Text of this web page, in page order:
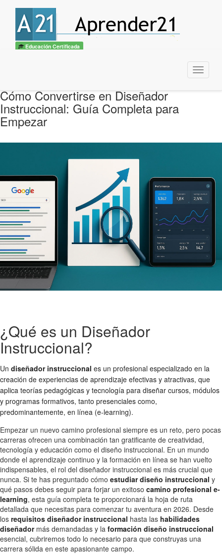
Educación Certificada
Menu
Cómo Convertirse en Diseñador
Instruccional: Guía Completa para
Empezar
¿Qué es un Diseñador
Instruccional?
Un diseñador instruccional es un profesional especializado en la
creación de experiencias de aprendizaje efectivas y atractivas, que
aplica teorías pedagógicas y tecnología para diseñar cursos, módulos
y programas formativos, tanto presenciales como,
predominantemente, en línea (e-learning).
Empezar un nuevo camino profesional siempre es un reto, pero pocas
carreras ofrecen una combinación tan gratificante de creatividad,
tecnología y educación como el diseño instruccional. En un mundo
donde el aprendizaje continuo y la formación en línea se han vuelto
indispensables, el rol del diseñador instruccional es más crucial que
nunca. Si te has preguntado cómo estudiar diseño instruccional y
qué pasos debes seguir para forjar un exitoso camino profesional e-
learning, esta guía completa te proporcionará la hoja de ruta
detallada que necesitas para comenzar tu aventura en 2026. Desde
los requisitos diseñador instruccional hasta las habilidades
diseñadormás demandadas y la formación diseño instruccional
esencial, cubriremos todo lo necesario para que construyas una
carrera sólida en este apasionante campo.